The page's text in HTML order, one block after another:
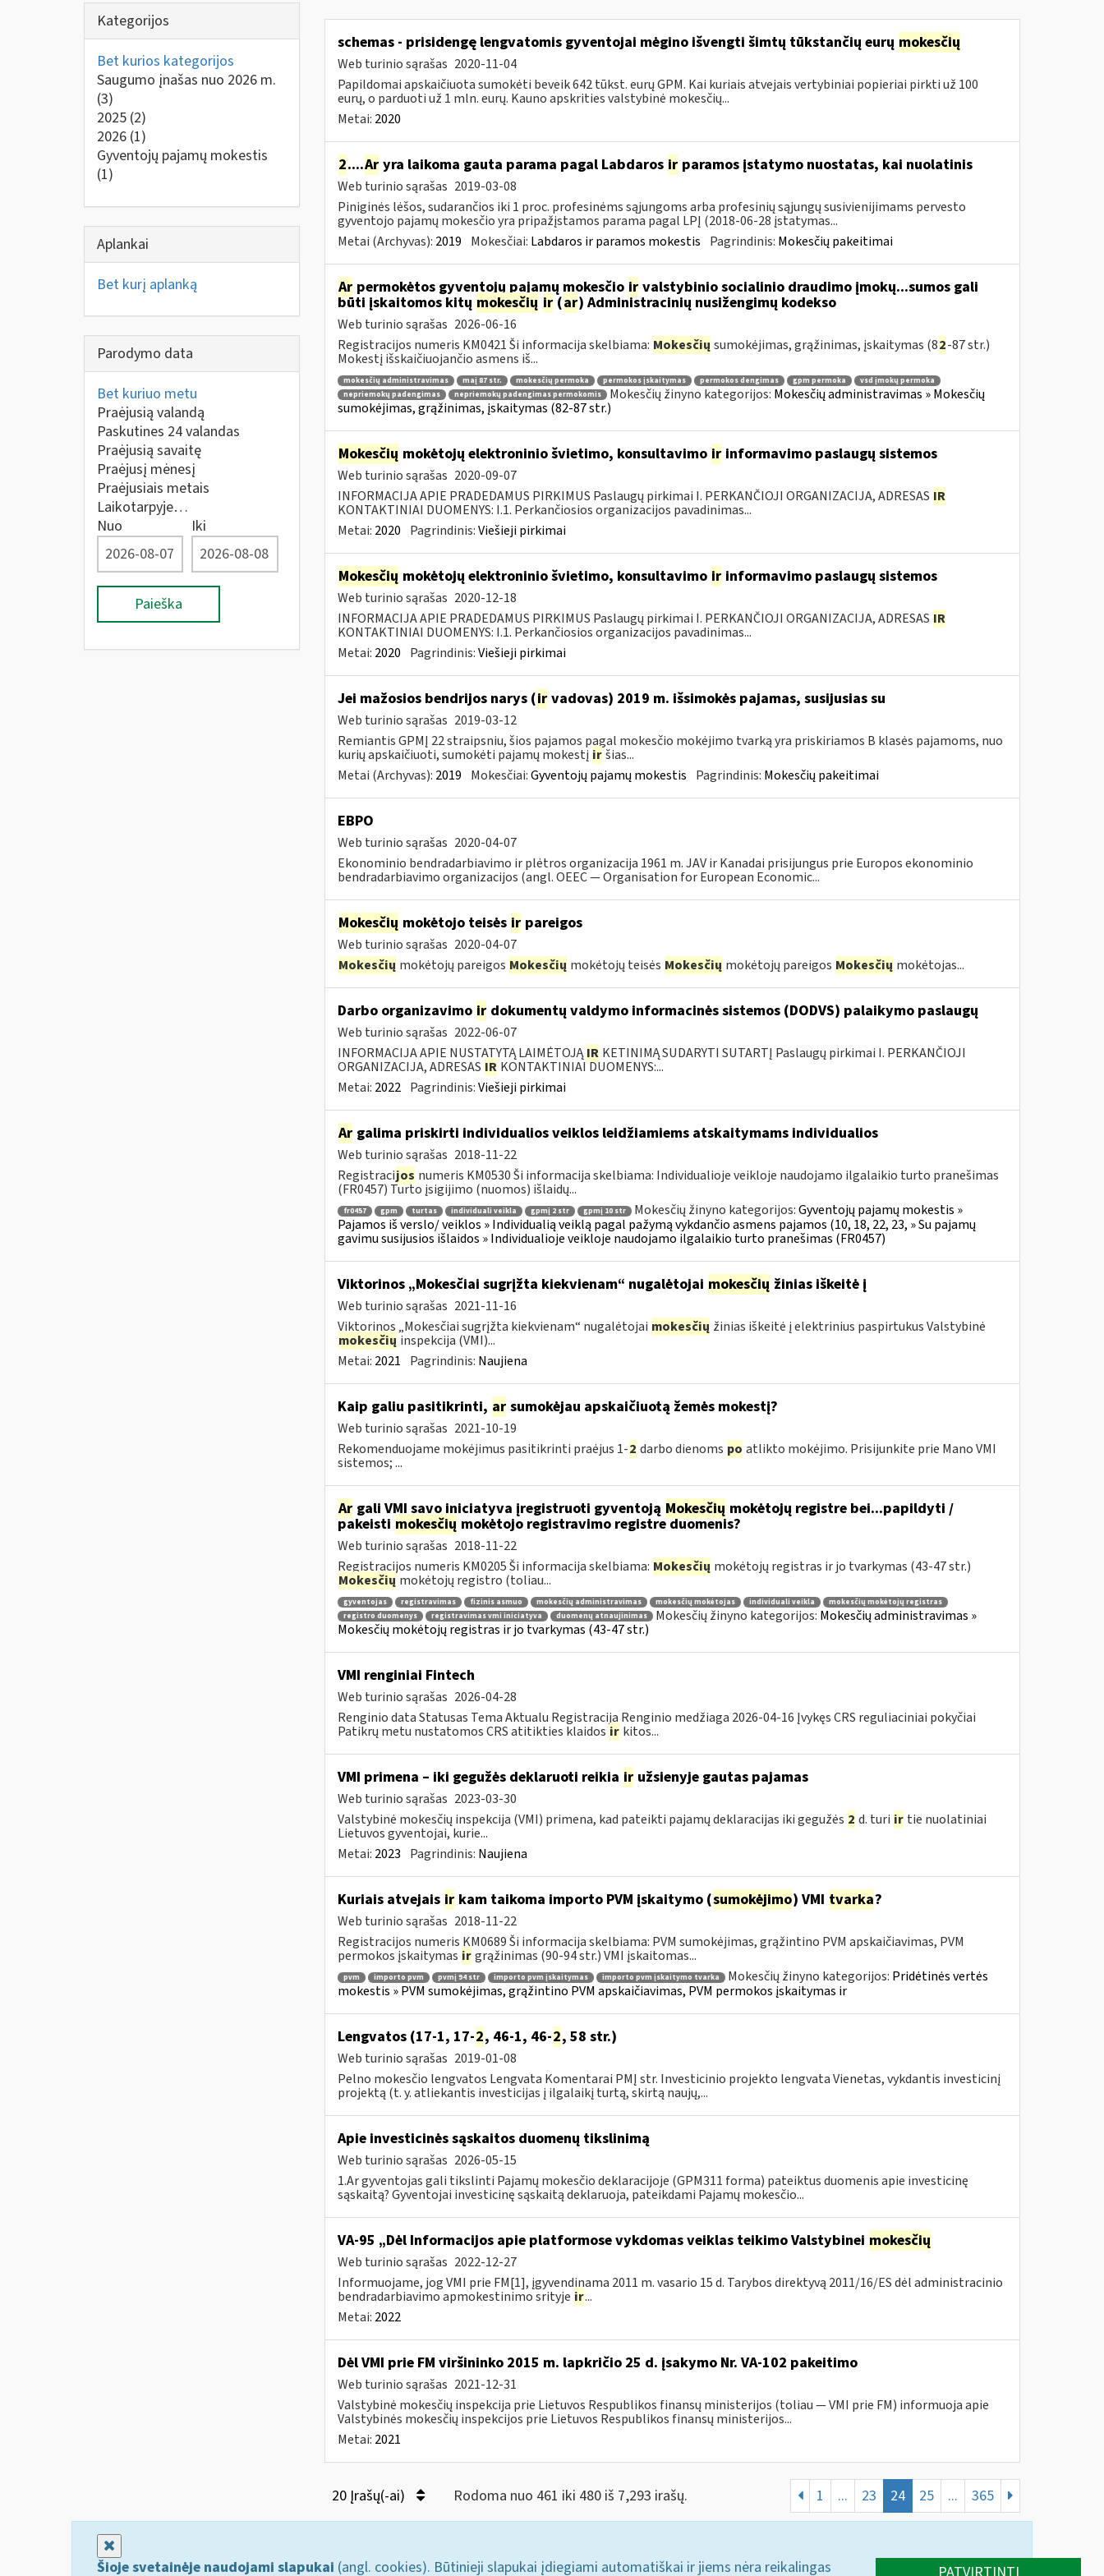
Kategorijos
Bet kurios kategorijos
Saugumo įnašas nuo 2026 m.
(3)
2025 (2)
2026 (1)
Gyventojų pajamų mokestis
(1)
Aplankai
Bet kurį aplanką
Parodymo data
Bet kuriuo metu
Praėjusią valandą
Paskutines 24 valandas
Praėjusią savaitę
Praėjusį mėnesį
Praėjusiais metais
Laikotarpyje…
Nuo
Iki
Paieška
schemas - prisidengę lengvatomis gyventojai mėgino išvengti šimtų tūkstančių eurų mokesčių
Web turinio sąrašas 2020-11-04
Papildomai apskaičiuota sumokėti beveik 642 tūkst. eurų GPM. Kai kuriais atvejais vertybiniai popieriai pirkti už 100
eurų, o parduoti už 1 mln. eurų. Kauno apskrities valstybinė mokesčių...
Metai: 2020
2....Aryra laikoma gauta parama pagal Labdaros irparamos įstatymo nuostatas, kai nuolatinis
Web turinio sąrašas 2019-03-08
Piniginės lėšos, sudarančios iki 1 proc. profesinėms sąjungoms arba profesinių sąjungų susivienijimams pervesto
gyventojo pajamų mokesčio yra pripažįstamos parama pagal LPĮ (2018-06-28 įstatymas...
Metai (Archyvas): 2019 Mokesčiai: Labdaros ir paramos mokestis Pagrindinis: Mokesčių pakeitimai
Arpermokėtos gyventojų pajamų mokesčio irvalstybinio socialinio draudimo įmokų...sumos gali
būti įskaitomos kitų mokesčių ir(ar) Administracinių nusižengimų kodekso
Web turinio sąrašas 2026-06-16
Registracijos numeris KM0421 Ši informacija skelbiama: Mokesčių sumokėjimas, grąžinimas, įskaitymas (82-87 str.)
Mokestį išskaičiuojančio asmens iš...
mokesčių administravimas maį 87 str. mokesčių permoka permokos įskaitymas permokos dengimas gpm permoka
vsd įmokų permoka
nepriemokų padengimas
nepriemokų padengimas permokomis Mokesčių žinyno kategorijos: Mokesčių administravimas » Mokesčių
sumokėjimas, grąžinimas, įskaitymas (82-87 str.)
Mokesčių mokėtojų elektroninio švietimo, konsultavimo irinformavimo paslaugų sistemos
Web turinio sąrašas 2020-09-07
INFORMACIJA APIE PRADEDAMUS PIRKIMUS Paslaugų pirkimai I. PERKANČIOJI ORGANIZACIJA, ADRESAS IR
KONTAKTINIAI DUOMENYS: I.1. Perkančiosios organizacijos pavadinimas...
Metai: 2020 Pagrindinis:Viešieji pirkimai
Mokesčių mokėtojų elektroninio švietimo, konsultavimo irinformavimo paslaugų sistemos
Web turinio sąrašas 2020-12-18
INFORMACIJA APIE PRADEDAMUS PIRKIMUS Paslaugų pirkimai I. PERKANČIOJI ORGANIZACIJA, ADRESAS IR
KONTAKTINIAI DUOMENYS: I.1. Perkančiosios organizacijos pavadinimas...
Metai: 2020 Pagrindinis:Viešieji pirkimai
Jei mažosios bendrijos narys (irvadovas) 2019 m. išsimokės pajamas, susijusias su
Web turinio sąrašas 2019-03-12
Remiantis GPMĮ 22 straipsniu, šios pajamos pagal mokesčio mokėjimo tvarką yra priskiriamos B klasės pajamoms, nuo
kurių apskaičiuoti, sumokėti pajamų mokestį ir šias...
Metai (Archyvas): 2019 Mokesčiai:Gyventojų pajamų mokestis Pagrindinis: Mokesčių pakeitimai
EBPO
Web turinio sąrašas 2020-04-07
Ekonominio bendradarbiavimo ir plėtros organizacija 1961 m. JAV ir Kanadai prisijungus prie Europos ekonominio
bendradarbiavimo organizacijos (angl. OEEC — Organisation for European Economic...
Mokesčių mokėtojo teisės irpareigos
Web turinio sąrašas 2020-04-07
Mokesčių mokėtojų pareigos Mokesčių mokėtojų teisės Mokesčių mokėtojų pareigos Mokesčių mokėtojas...
Darbo organizavimo irdokumentų valdymo informacinės sistemos (DODVS) palaikymo paslaugų
Web turinio sąrašas 2022-06-07
INFORMACIJA APIE NUSTATYTĄ LAIMĖTOJĄIR KETINIMĄ SUDARYTI SUTARTĮ Paslaugų pirkimai I. PERKANČIOJI
ORGANIZACIJA, ADRESAS IR KONTAKTINIAI DUOMENYS:...
Metai: 2022 Pagrindinis:Viešieji pirkimai
Argalima priskirti individualios veiklos leidžiamiems atskaitymams individualios
Web turinio sąrašas 2018-11-22
Registracijos numeris KM0530 Ši informacija skelbiama: Individualioje veikloje naudojamo ilgalaikio turto pranešimas
(FR0457) Turto įsigijimo (nuomos) išlaidų...
fr0457 gpm turtas individuali veikla gpmį 2 str gpmį 10 str Mokesčių žinyno kategorijos:Gyventojų pajamų mokestis »
Pajamos iš verslo/ veiklos » Individualią veiklą pagal pažymą vykdančio asmens pajamos (10, 18, 22, 23, » Su pajamų
gavimu susijusios išlaidos » Individualioje veikloje naudojamo ilgalaikio turto pranešimas (FR0457)
Viktorinos „Mokesčiai sugrįžta kiekvienam“ nugalėtojai mokesčių žinias iškeitė į
Web turinio sąrašas 2021-11-16
Viktorinos „Mokesčiai sugrįžta kiekvienam“ nugalėtojai mokesčių žinias iškeitė į elektrinius paspirtukus Valstybinė
mokesčių inspekcija (VMI)...
Metai: 2021 Pagrindinis: Naujiena
Kaip galiu pasitikrinti, arsumokėjau apskaičiuotą žemės mokestį?
Web turinio sąrašas 2021-10-19
Rekomenduojame mokėjimus pasitikrinti praėjus 1-2 darbo dienoms po atlikto mokėjimo. Prisijunkite prie Mano VMI
sistemos; ...
Argali VMI savo iniciatyva įregistruoti gyventoją Mokesčių mokėtojų registre bei...papildyti /
pakeisti mokesčių mokėtojo registravimo registre duomenis?
Web turinio sąrašas 2018-11-22
Registracijos numeris KM0205 Ši informacija skelbiama: Mokesčių mokėtojų registras ir jo tvarkymas (43-47 str.)
Mokesčių mokėtojų registro (toliau...
gyventojas registravimas fizinis asmuo mokesčių administravimas mokesčių mokėtojas individuali veikla
mokesčių mokėtojų registras
registro duomenys
registravimas vmi iniciatyva duomenų atnaujinimas Mokesčių žinyno kategorijos: Mokesčių administravimas »
Mokesčių mokėtojų registras ir jo tvarkymas (43-47 str.)
VMI renginiai Fintech
Web turinio sąrašas 2026-04-28
Renginio data Statusas Tema Aktualu Registracija Renginio medžiaga 2026-04-16 Įvykęs CRS reguliaciniai pokyčiai
Patikrų metu nustatomos CRS atitikties klaidos ir kitos...
VMI primena – iki gegužės deklaruoti reikia iružsienyje gautas pajamas
Web turinio sąrašas 2023-03-30
Valstybinė mokesčių inspekcija (VMI) primena, kad pateikti pajamų deklaracijas iki gegužės 2 d. turi ir tie nuolatiniai
Lietuvos gyventojai, kurie...
Metai: 2023 Pagrindinis: Naujiena
Kuriais atvejais irkam taikoma importo PVM įskaitymo (sumokėjimo) VMI tvarka?
Web turinio sąrašas 2018-11-22
Registracijos numeris KM0689 Ši informacija skelbiama: PVM sumokėjimas, grąžintino PVM apskaičiavimas, PVM
permokos įskaitymas ir grąžinimas (90-94 str.) VMI įskaitomas...
pvm importo pvm pvmį 94 str importo pvm įskaitymas importo pvm įskaitymo tvarka Mokesčių žinyno kategorijos: Pridėtinės vertės
mokestis » PVM sumokėjimas, grąžintino PVM apskaičiavimas, PVM permokos įskaitymas ir
Lengvatos (17-1, 17-2, 46-1, 46-2, 58 str.)
Web turinio sąrašas 2019-01-08
Pelno mokesčio lengvatos Lengvata Komentarai PMĮ str. Investicinio projekto lengvata Vienetas, vykdantis investicinį
projektą (t. y. atliekantis investicijas į ilgalaikį turtą, skirtą naujų,...
Apie investicinės sąskaitos duomenų tikslinimą
Web turinio sąrašas 2026-05-15
1.Ar gyventojas gali tikslinti Pajamų mokesčio deklaracijoje (GPM311 forma) pateiktus duomenis apie investicinę
sąskaitą? Gyventojai investicinę sąskaitą deklaruoja, pateikdami Pajamų mokesčio...
VA-95 „Dėl Informacijos apie platformose vykdomas veiklas teikimo Valstybinei mokesčių
Web turinio sąrašas 2022-12-27
Informuojame, jog VMI prie FM[1], įgyvendinama 2011 m. vasario 15 d. Tarybos direktyvą 2011/16/ES dėl administracinio
bendradarbiavimo apmokestinimo srityje ir...
Metai: 2022
Dėl VMI prie FM viršininko 2015 m. lapkričio 25 d. įsakymo Nr. VA-102 pakeitimo
Web turinio sąrašas 2021-12-31
Valstybinė mokesčių inspekcija prie Lietuvos Respublikos finansų ministerijos (toliau ― VMI prie FM) informuoja apie
Valstybinės mokesčių inspekcijos prie Lietuvos Respublikos finansų ministerijos...
Metai: 2021
20 Įrašų(-ai) Rodoma nuo 461 iki 480 iš 7,293 irašų. 1 ... 23 24 25 ... 365
Šioje svetainėje naudojami slapukai (angl. cookies). Būtinieji slapukai įdiegiami automatiškai ir jiems nėra reikalingas